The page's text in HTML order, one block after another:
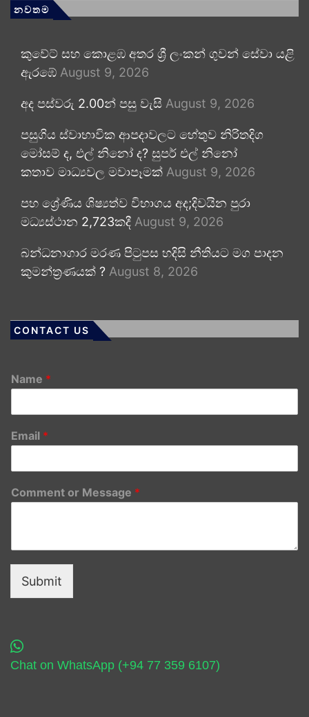
නවතම
කුවේට් සහ කොළඹ අතර ශ්‍රී ලංකන් ගුවන් සේවා යළි
ඇරඹේ August 9, 2026
අද පස්වරු 2.00න් පසු වැසි August 9, 2026
පසුගිය ස්වාභාවික ආපදාවලට හේතුව නිරිතදිග
මෝසම් ද, එල් නිනෝ ද? සුපර් එල් නිනෝ
කතාව මාධ්‍යවල මවාපෑමක් August 9, 2026
පහ ශ්‍රේණිය ශිෂ්‍යත්ව විභාගය අද;දිවයින පුරා
මධ්‍යස්ථාන 2,723කදී August 9, 2026
බන්ධනාගාර මරණ පිටුපස හදිසි නීතියට මග පාදන
කුමන්ත්‍රණයක් ? August 8, 2026
CONTACT US
Name *
Email *
Comment or Message *
Submit
Chat on WhatsApp (+94 77 359 6107)